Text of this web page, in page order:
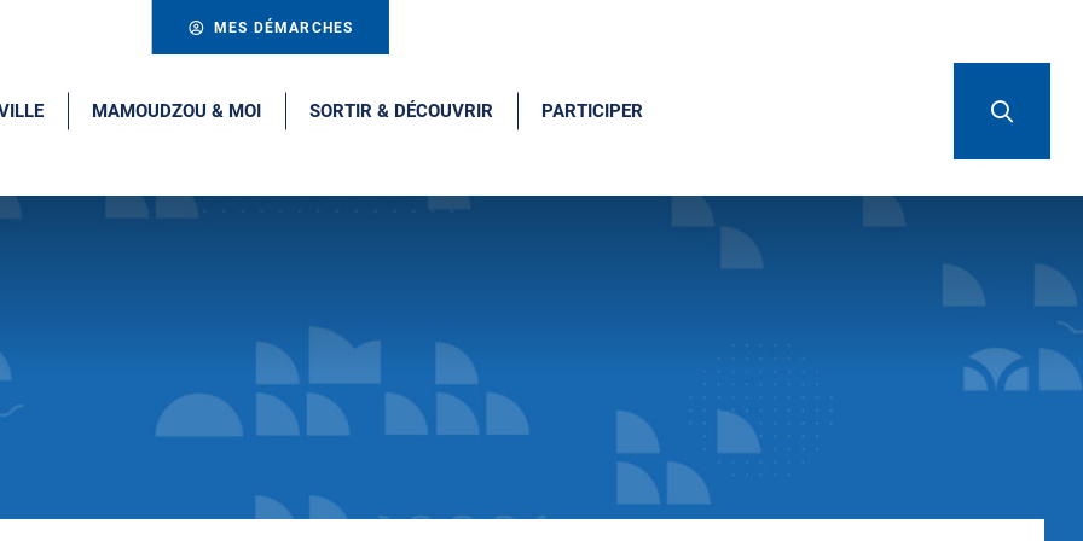
MES DÉMARCHES
MAMOUDZOU & MOI SORTIR & DÉCOUVRIR PARTICIPER